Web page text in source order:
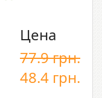
Цена
77.9грн.
48.4 грн.